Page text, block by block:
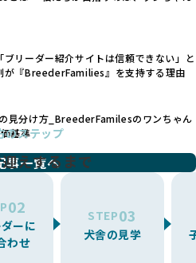
、適切な健康管理が行われな
祉が犠牲にされることも少な
らいミックス犬の繁殖や、愛情
問題です。これらのブリーディ
を無視し、利益のみを追求す
、消費者にとっても深刻な課
たワンちゃんに優しくないブ
すべてのワンちゃんを家族のよ
ている「優良ブリーダー」のみ
ルウェルフェアを最優先に考
基準を設定しています。これに
節形成不全への注意が必要で
を熟知し、適切なケアを提供
の専門性に大きく関わりま
種（一般的に3種以内）に絞って
知しています。これにより、
いて質の高いケアを提供する
行や需要に応じて扱う犬種を
に異なる健康問題や適切な育成
があります。こうしたブリーダ
リスクが高まります。
はこちら
リーダー紹介サイトは信頼できない」と
が『BreederFamilies』を支持する理由
見分け方_BreederFamilesのワンちゃん
基準
事一覧へ
のステップ
えするまで
02
ーに
わせ
STEP03
犬舎の見学